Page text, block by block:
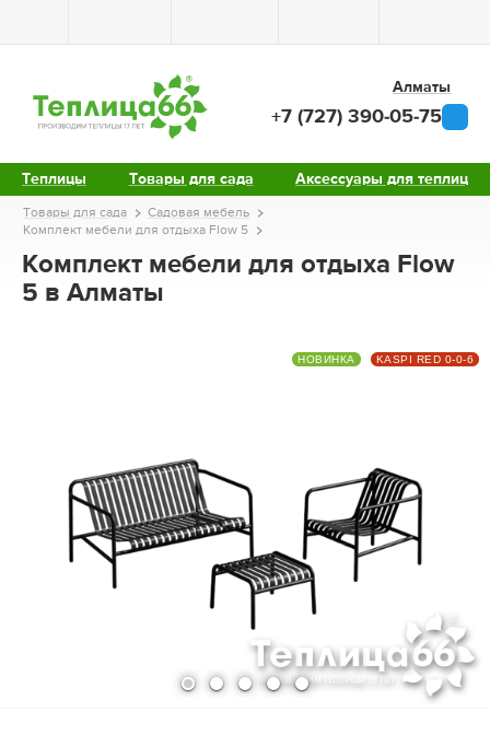
Теплицы Товары для сада Аксессуары для теплиц
Алматы
+7 (727) 390-05-75
Товары для сада
Садовая мебель
Комплект мебели для отдыха Flow 5
Комплект мебели для отдыха Flow
5 в Алматы
НОВИНКА KASPI RED 0-0-6